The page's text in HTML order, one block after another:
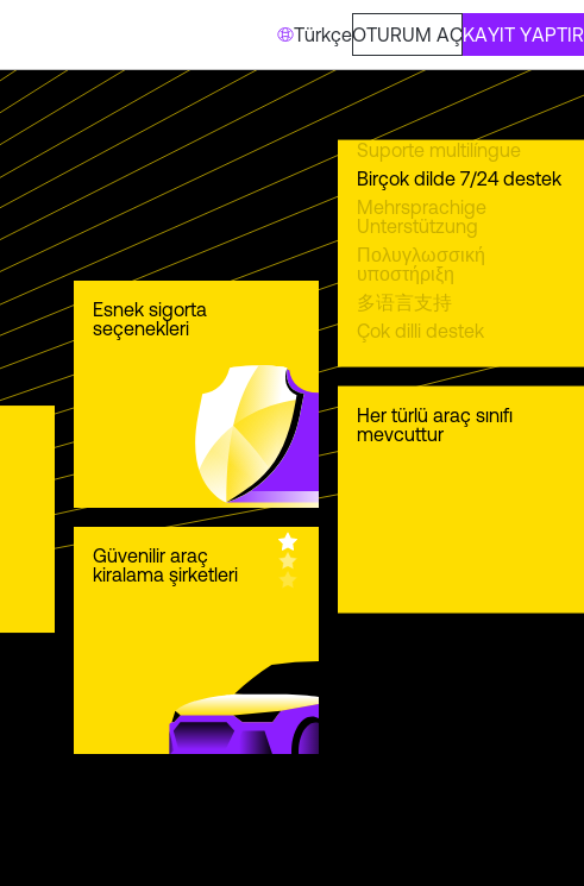
TürkçeOTURUM AÇKAYIT YAPTIR
Esnek sigorta
seçenekleri
Suporte multilíngue
Birçok dilde 7/24 destek
Mehrsprachige
Unterstützung
Πολυγλωσσική
υποστήριξη
多语言支持
Çok dilli destek
Güvenilir araç
kiralama şirketleri
Her türlü araç sınıfı
mevcuttur